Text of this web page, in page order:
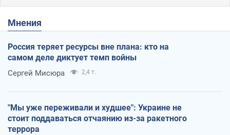
Мнения
Россия теряет ресурсы вне плана: кто на
самом деле диктует темп войны
Сергей Мисюра 2,4 т.
"Мы уже переживали и худшее": Украине не
стоит поддаваться отчаянию из-за ракетного
террора